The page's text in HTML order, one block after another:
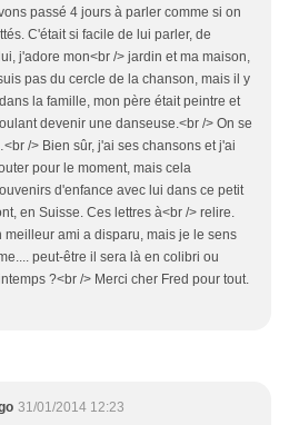
passé 4 jours à parler comme si on
C'était si facile de lui parler, de
j'adore mon<br /> jardin et ma maison,
pas du cercle de la chanson, mais il y
la famille, mon père était peintre et
devenir une danseuse.<br /> On se
/> Bien sûr, j'ai ses chansons et j'ai
pour le moment, mais cela
d'enfance avec lui dans ce petit
en Suisse. Ces lettres à<br /> relire.
meilleur ami a disparu, mais je le sens
peut-être il sera là en colibri ou
?<br /> Merci cher Fred pour tout.
31/01/2014 12:23